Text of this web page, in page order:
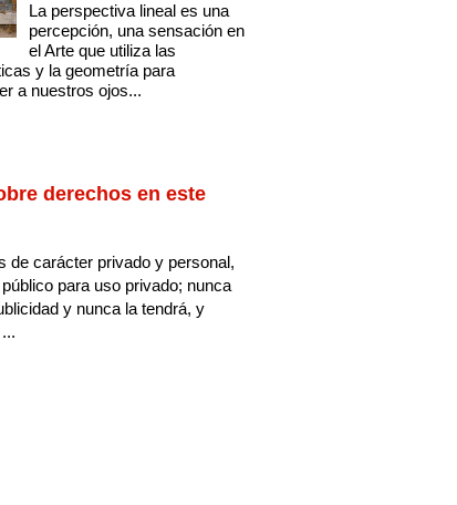
La perspectiva lineal es una
percepción, una sensación en
el Arte que utiliza las
y la geometría para
a nuestros ojos...
derechos en este
de carácter privado y personal,
para uso privado; nunca
y nunca la tendrá, y